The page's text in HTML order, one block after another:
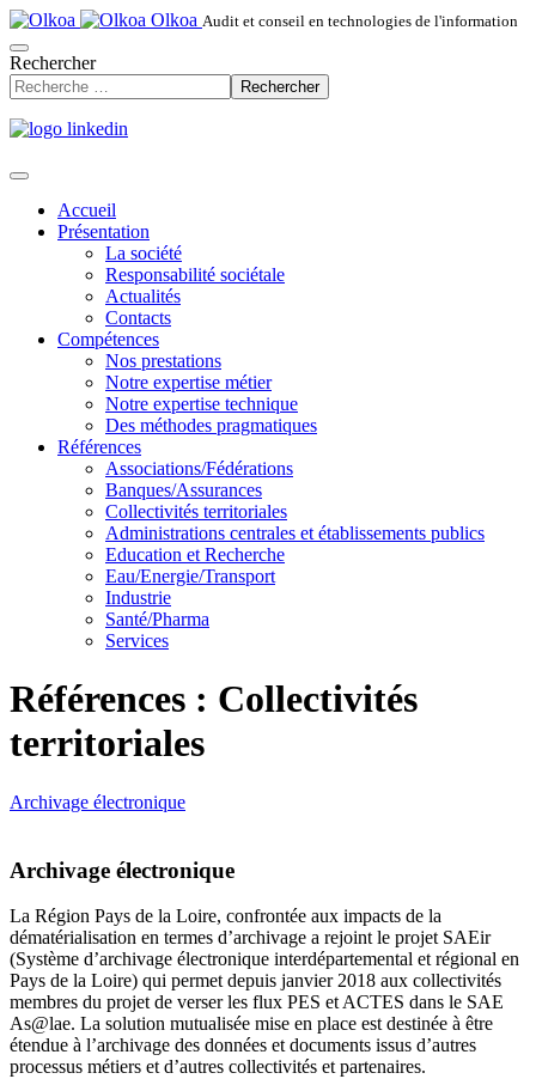
Olkoa Audit et conseil en technologies de l'information
Rechercher
Rechercher
Accueil
Présentation
La société
Responsabilité sociétale
Actualités
Contacts
Compétences
Nos prestations
Notre expertise métier
Notre expertise technique
Des méthodes pragmatiques
Références
Associations/Fédérations
Banques/Assurances
Collectivités territoriales
Administrations centrales et établissements publics
Education et Recherche
Eau/Energie/Transport
Industrie
Santé/Pharma
Services
Références : Collectivités
territoriales
Archivage électronique
Archivage électronique
La Région Pays de la Loire, confrontée aux impacts de la
dématérialisation en termes d’archivage a rejoint le projet SAEir
(Système d’archivage électronique interdépartemental et régional en
Pays de la Loire) qui permet depuis janvier 2018 aux collectivités
membres du projet de verser les flux PES et ACTES dans le SAE
As@lae. La solution mutualisée mise en place est destinée à être
étendue à l’archivage des données et documents issus d’autres
processus métiers et d’autres collectivités et partenaires.